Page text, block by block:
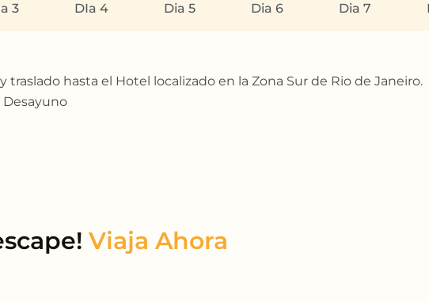
3 DIa 4 Dia 5 Dia 6 Dia 7
traslado hasta el Hotel localizado en la Zona Sur de Rio de Janeiro.